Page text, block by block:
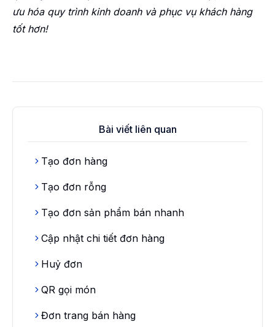
ưu hóa quy trình kinh doanh và phục vụ khách hàng
tốt hơn!
Bài viết liên quan
Tạo đơn hàng
Tạo đơn rỗng
Tạo đơn sản phẩm bán nhanh
Cập nhật chi tiết đơn hàng
Huỷ đơn
QR gọi món
Đơn trang bán hàng